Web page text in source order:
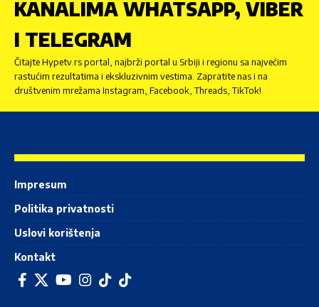
KANALIMA WHATSAPP, VIBER
I TELEGRAM
Čitajte Hypetv.rs portal, najbrži portal u Srbiji i regionu sa najvećim
rastućim rezultatima i ekskluzivnim vestima. Zapratite nas i na
društvenim mrežama Instagram, Facebook, Threads, TikTok!
Impresum
Politika privatnosti
Uslovi korištenja
Kontakt